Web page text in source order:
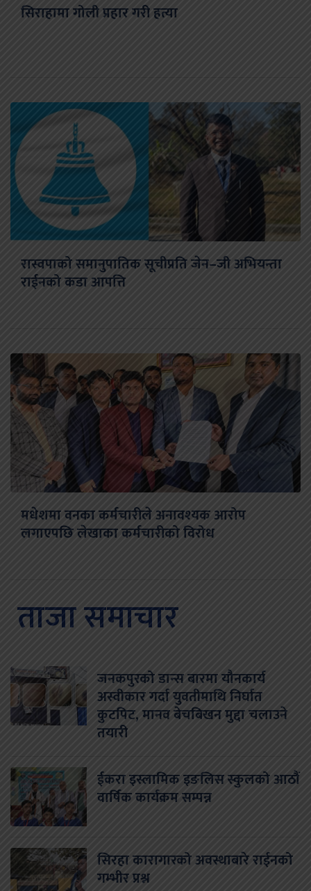
सिराहामा गोली प्रहार गरी हत्या
रास्वपाको समानुपातिक सूचीप्रति जेन–जी अभियन्ता
राईनको कडा आपत्ति
मधेशमा वनका कर्मचारीले अनावश्यक आरोप
लगाएपछि लेखाका कर्मचारीको विरोध
ताजा समाचार
जनकपुरको डान्स बारमा यौनकार्य
अस्वीकार गर्दा युवतीमाथि निर्घात
कुटपिट, मानव बेचबिखन मुद्दा चलाउने
तयारी
ईकरा इस्लामिक इङलिस स्कुलको आठौं
वार्षिक कार्यक्रम सम्पन्न
सिरहा कारागारको अवस्थाबारे राईनको
गम्भीर प्रश्न